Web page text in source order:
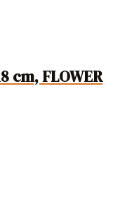
cm, FLOWER